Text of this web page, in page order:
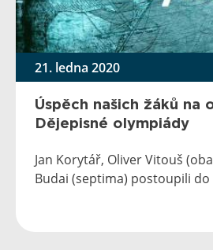
21. ledna 2020
Úspěch našich žáků na
Dějepisné olympiády
Jan Korytář, Oliver Vitouš
Budai (septima) postoupili do